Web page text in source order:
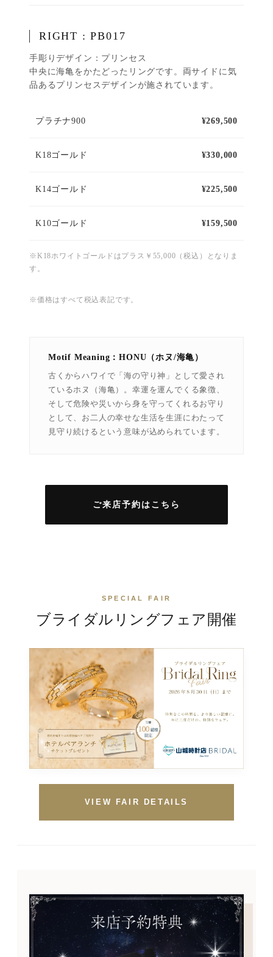
RIGHT : PB017
手彫りデザイン：プリンセス
中央に海亀をかたどったリングです。両サイドに気
品あるプリンセスデザインが施されています。
プラチナ900 ¥269,500
K18ゴールド ¥330,000
K14ゴールド ¥225,500
K10ゴールド ¥159,500
※K18ホワイトゴールドはプラス￥55,000（税込）となりま
す。
※価格はすべて税込表記です。
Motif Meaning：HONU（ホヌ/海亀）
古くからハワイで「海の守り神」として愛され
ているホヌ（海亀）。幸運を運んでくる象徴、
そして危険や災いから身を守ってくれるお守り
として、お二人の幸せな生活を生涯にわたって
見守り続けるという意味が込められています。
ご来店予約はこちら
SPECIAL FAIR
ブライダルリングフェア 開催
VIEW FAIR DETAILS